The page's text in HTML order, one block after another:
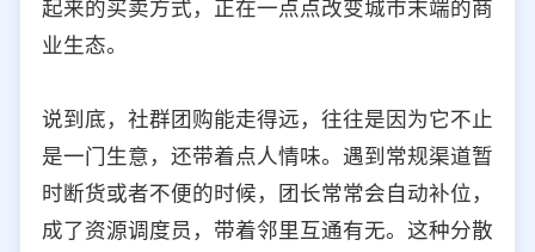
起来的买卖方式，正在一点点改变城市末端的商
业生态。
说到底，社群团购能走得远，往往是因为它不止
是一门生意，还带着点人情味。遇到常规渠道暂
时断货或者不便的时候，团长常常会自动补位，
成了资源调度员，带着邻里互通有无。这种分散